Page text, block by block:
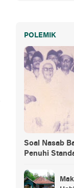
POLEMIK
Soal Nasab
Penuhi